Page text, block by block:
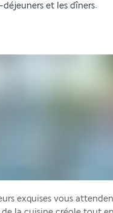
et les dîners.
exquises vous